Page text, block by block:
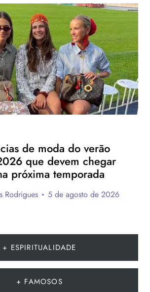
de moda do verão
que devem chegar
próxima temporada
Rodrigues 5 de agosto de 2026
+ ESPIRITUALIDADE
+ FAMOSOS